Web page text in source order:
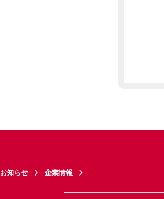
お知らせ 企業情報